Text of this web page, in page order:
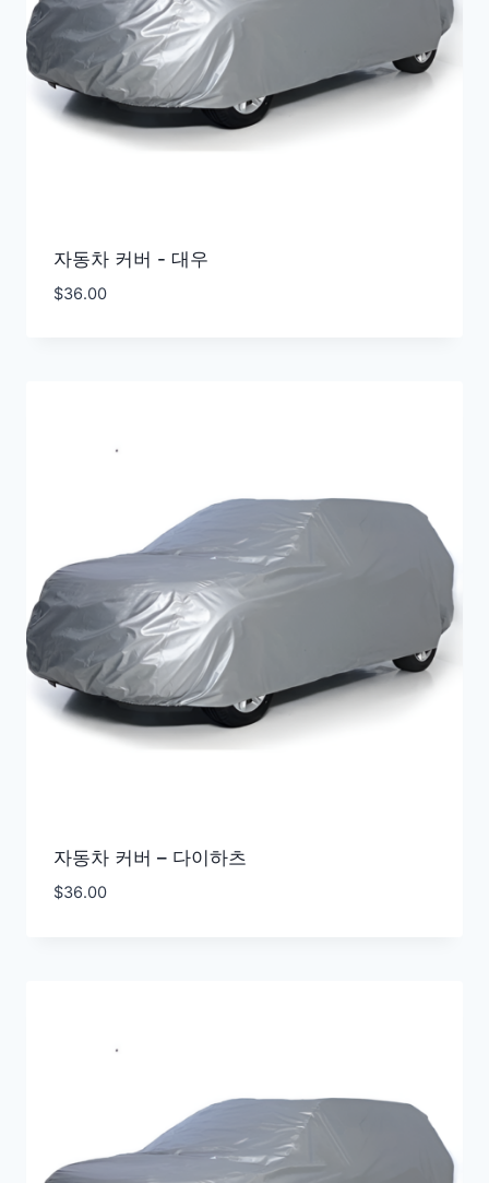
자동차 커버 - 대우
$36.00
자동차 커버 – 다이하츠
$36.00